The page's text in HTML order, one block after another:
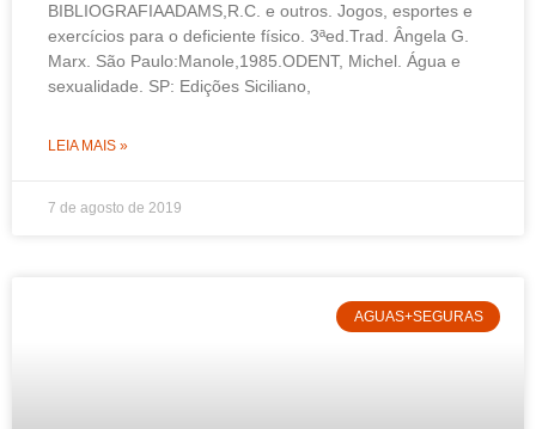
BIBLIOGRAFIAADAMS,R.C. e outros. Jogos, esportes e
exercícios para o deficiente físico. 3ªed.Trad. Ângela G.
Marx. São Paulo:Manole,1985.ODENT, Michel. Água e
sexualidade. SP: Edições Siciliano,
LEIA MAIS »
7 de agosto de 2019
AGUAS+SEGURAS